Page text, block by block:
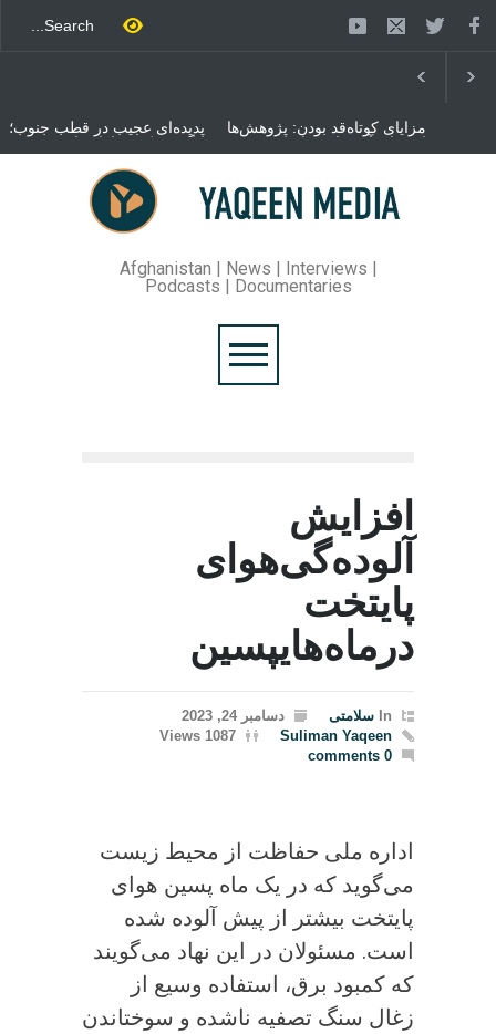
پدیده‌ای عجیب در قطب جنوب؛
پنگوئنی که هزاران بار در روز
می‌خوابد
مزایای کوتاه‌قد بودن: پژوهش‌ها
از فواید آن برای سلامتی
می‌گویند
محمدباقر قالیباف، رئیس
مجلس ایران، با انتقاد تند از
سیاست‌های دونالد ترمپ اعلام
کرد که واشنگتن تلاش دارد با
روند گفتگوها را از مسیر
مذاکره به سمت تسلیم سوق
دهد.
Afghanistan | News | Interviews |
Podcasts | Documentaries
افزایش
آلوده‌گی‌هوای‌
پایتخت
در‌ماه‌هایپسین
In سلامتی
دسامبر 24, 2023
Suliman Yaqeen
1087 Views
0 comments
اداره‌ ملی حفاظت از محیط زیست
می‌گوید که در یک ماه پسین هوای
پایتخت بیشتر از پیش آلوده شده
است. مسئولان در این نهاد می‌گویند
که کمبود برق، استفاده وسیع از
زغال سنگ تصفیه ناشده و سوختاندن